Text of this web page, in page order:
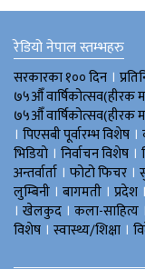
रेडियो नेपाल स्तम्भहरु
सरकारका १०० दिन ।
७५औँ वार्षिकोत्सव(हीरक
७५औँ वार्षिकोत्सव(हीरक
। पिएसबी पूर्वारम्भ विशेष ।
भिडियाे । निर्वाचन विशेष ।
अन्तर्वार्ता । फोटो फिचर ।
लुम्बिनी । बागमती । प्रदेश ।
। खेलकुद । कला-साहित्य
विशेष । स्वास्थ्य/शिक्षा ।